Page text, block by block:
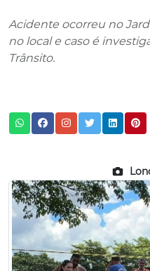
Acidente ocorreu no
no local e caso é
Trânsito.